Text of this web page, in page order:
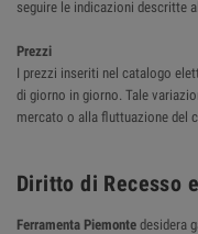
seguire le indicazioni descritte
Prezzi
I prezzi inseriti nel catalogo
di giorno in giorno. Tale
mercato o alla fluttuazione del
Diritto di Recesso
Ferramenta Piemonte desidera